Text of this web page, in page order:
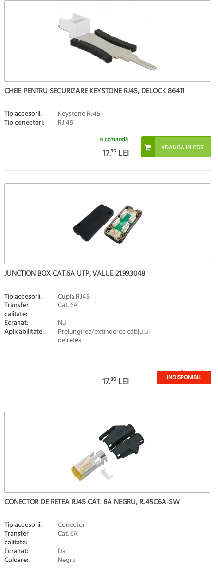
CHEIE PENTRU SECURIZARE KEYSTONE RJ45, DELOCK 86411
Tip accesorii: Keystone RJ45
Tip conectori: RJ 45
La comandă
17.30 LEI
JUNCTION BOX CAT.6A UTP, VALUE 21.99.3048
Tip accesorii: Cupla RJ45
Transfer
calitate:
Cat. 6A
Ecranat:
Nu
Aplicabilitate: Prelungirea/extinderea cablului
de retea
Stoc epuizat
17.80 LEI INDISPONIBIL
CONECTOR DE RETEA RJ45 CAT. 6A NEGRU, RJ45C6A-SW
Tip accesorii: Conectori
Transfer
calitate:
Cat. 6A
Ecranat:
Da
Culoare: Negru